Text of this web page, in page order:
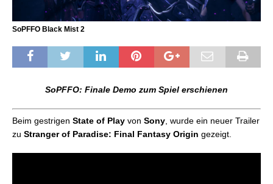
SoPFFO Black Mist 2
SoPFFO: Finale Demo zum Spiel erschienen
Beim gestrigen State of Play von Sony , wurde ein neuer Trailer
zu Stranger of Paradise: Final Fantasy Origin gezeigt.